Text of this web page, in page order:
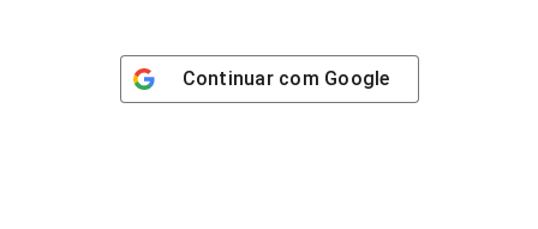
Continuar com Google